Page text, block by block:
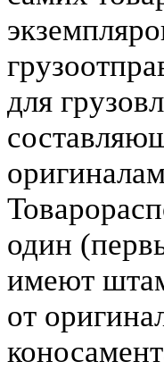
для
один
имеют
от